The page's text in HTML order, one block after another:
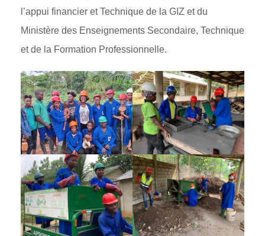
l’appui financier et Technique de la GIZ et du
Ministère des Enseignements Secondaire, Technique
et de la Formation Professionnelle.